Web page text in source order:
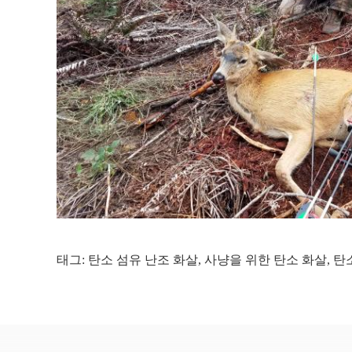
태그: 탄소 섬유 난조 화살, 사냥을 위한 탄소 화살, 탄